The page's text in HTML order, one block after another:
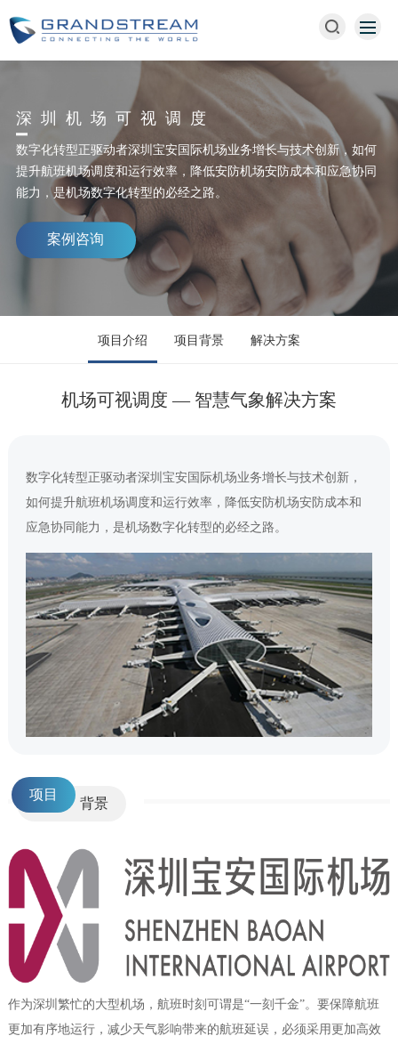
深圳机场可视调度
数字化转型正驱动者深圳宝安国际机场业务增长与技术创新，如何
提升航班机场调度和运行效率，降低安防机场安防成本和应急协同
能力，是机场数字化转型的必经之路。
案例咨询
项目介绍 项目背景 解决方案
机场可视调度 — 智慧气象解决方案
数字化转型正驱动者深圳宝安国际机场业务增长与技术创新，
如何提升航班机场调度和运行效率，降低安防机场安防成本和
应急协同能力，是机场数字化转型的必经之路。
项目
背景
作为深圳繁忙的大型机场，航班时刻可谓是“一刻千金”。要保障航班
更加有序地运行，减少天气影响带来的航班延误，必须采用更加高效